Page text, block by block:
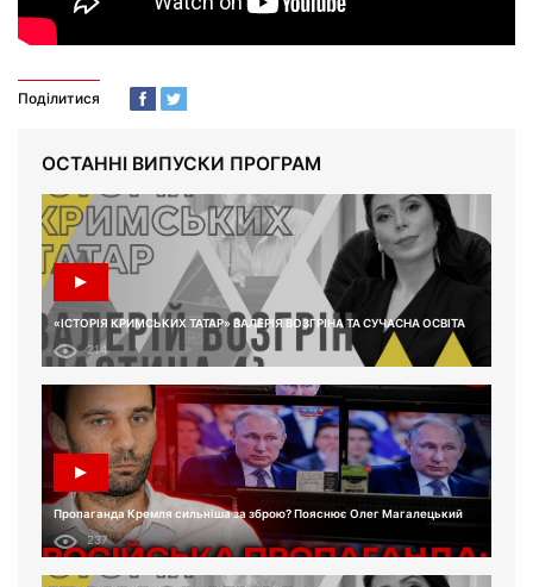
Поділитися
ОСТАННІ ВИПУСКИ ПРОГРАМ
«ІСТОРІЯ КРИМСЬКИХ ТАТАР» ВАЛЕРІЯ ВОЗГРІНА ТА СУЧАСНА ОСВІТА
214
Пропаганда Кремля сильніша за зброю? Пояснює Олег Магалецький
237